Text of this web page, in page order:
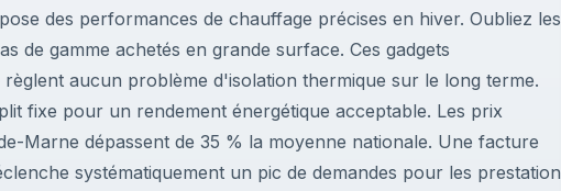
des performances de chauffage précises en hiver. Oubliez les
de gamme achetés en grande surface. Ces gadgets
aucun problème d'isolation thermique sur le long terme.
fixe pour un rendement énergétique acceptable. Les prix
Marne dépassent de 35 % la moyenne nationale. Une facture
systématiquement un pic de demandes pour les prestation